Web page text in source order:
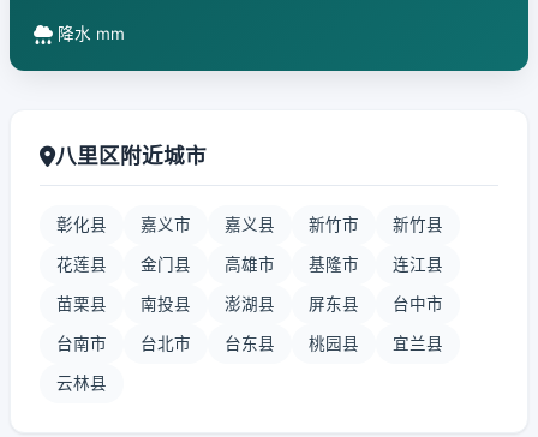
降水 mm
八里区附近城市
彰化县 嘉义市 嘉义县 新竹市 新竹县
花莲县 金门县 高雄市 基隆市 连江县
苗栗县 南投县 澎湖县 屏东县 台中市
台南市 台北市 台东县 桃园县 宜兰县
云林县